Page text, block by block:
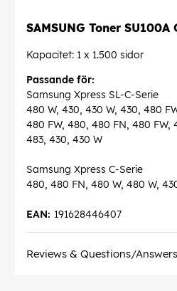
SAMSUNG Toner
Kapacitet: 1 x 1.500 sidor
Passande för:
Samsung Xpress SL-C-Serie
480 W, 430, 430 W, 430, 480
480 FW, 480, 480 FN, 480 FW,
483, 430, 430 W
Samsung Xpress C-Serie
480, 480 FN, 480 W, 480 W,
191628446407
EAN:
Reviews & Questions/Answers